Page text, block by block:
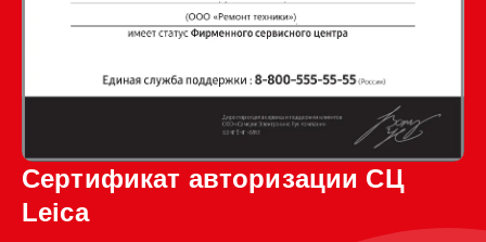
Сертификат авторизации СЦ
Leica